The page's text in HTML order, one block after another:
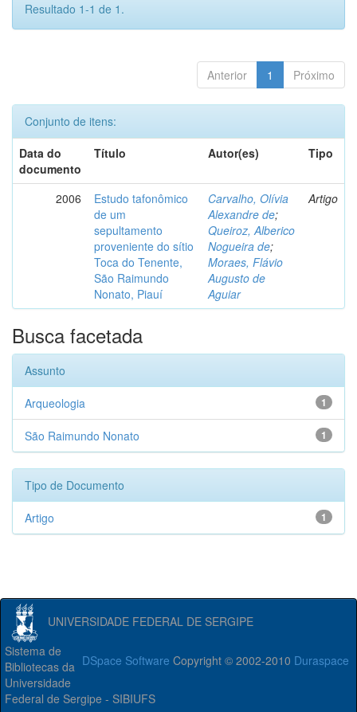
Resultado 1-1 de 1.
Anterior 1 Próximo
Conjunto de itens:
Data do
documento
Título Autor(es) Tipo
2006
Estudo tafonômico
de um
sepultamento
proveniente do sítio
Toca do Tenente,
São Raimundo
Nonato, Piauí
Carvalho, Olívia
Alexandre de;
Queiroz, Alberico
Nogueira de;
Moraes, Flávio
Augusto de
Aguiar
Artigo
Busca facetada
Assunto
1
Arqueologia
1
São Raimundo Nonato
Tipo de Documento
1
Artigo
UNIVERSIDADE FEDERAL DE SERGIPE
DSpace Software Copyright © 2002-2010 Duraspace
Sistema de
Bibliotecas da
Universidade
Federal de Sergipe - SIBIUFS